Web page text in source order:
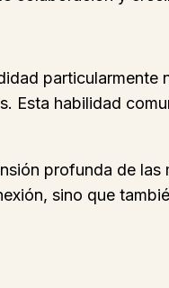
habilidad
profunda de
sino que